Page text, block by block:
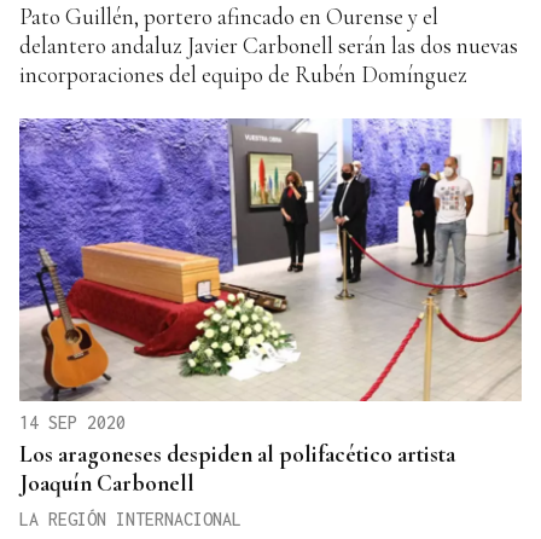
Pato Guillén, portero afincado en Ourense y el
delantero andaluz Javier Carbonell serán las dos nuevas
incorporaciones del equipo de Rubén Domínguez
14 SEP 2020
Los aragoneses despiden al polifacético artista
Joaquín Carbonell
LA REGIÓN INTERNACIONAL